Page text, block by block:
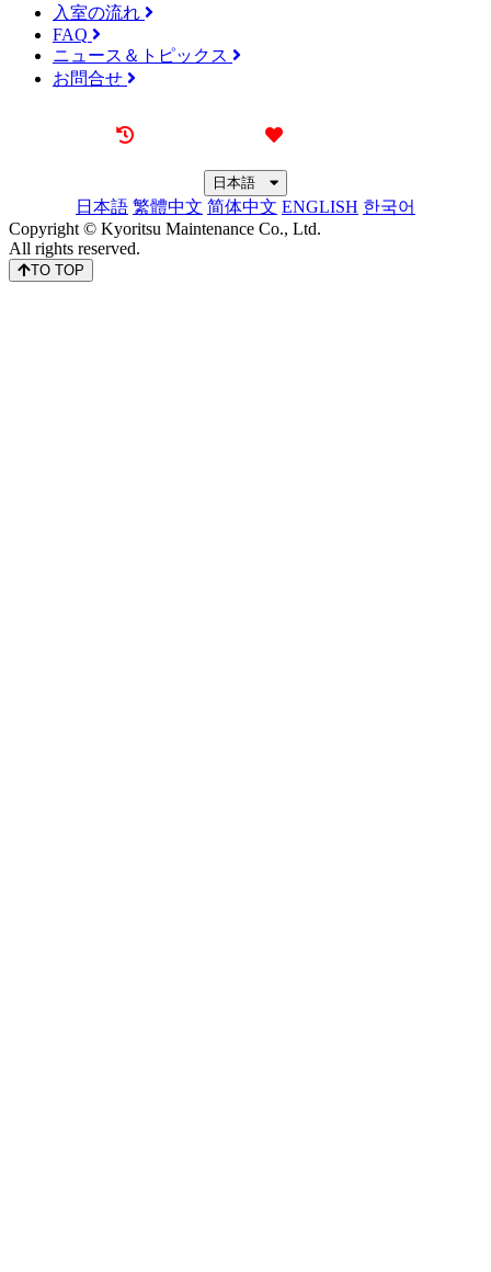
入室の流れ
FAQ
ニュース＆トピックス
お問合せ
日本語
日本語 繁體中文 简体中文 ENGLISH 한국어
Copyright © Kyoritsu Maintenance Co., Ltd.
All rights reserved.
TO TOP